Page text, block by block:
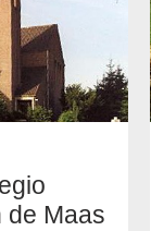
de Maas